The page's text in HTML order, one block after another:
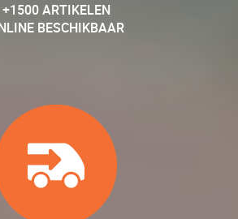
+1500 ARTIKELEN
BESCHIKBAAR